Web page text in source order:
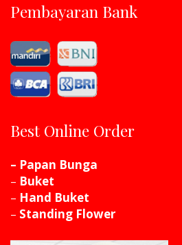
Pembayaran Bank
Best Online Order
– Papan Bunga
– Buket
– Hand Buket
– Standing Flower